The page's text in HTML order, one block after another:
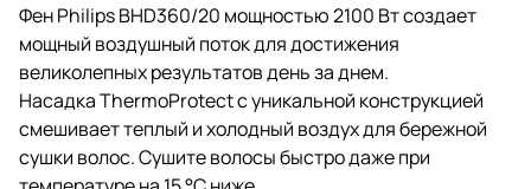
Фен Philips BHD360/20 мощностью 2100 Вт создает
мощный воздушный поток для достижения
великолепных результатов день за днем.
Насадка ThermoProtect с уникальной конструкцией
смешивает теплый и холодный воздух для бережной
сушки волос. Сушите волосы быстро даже при